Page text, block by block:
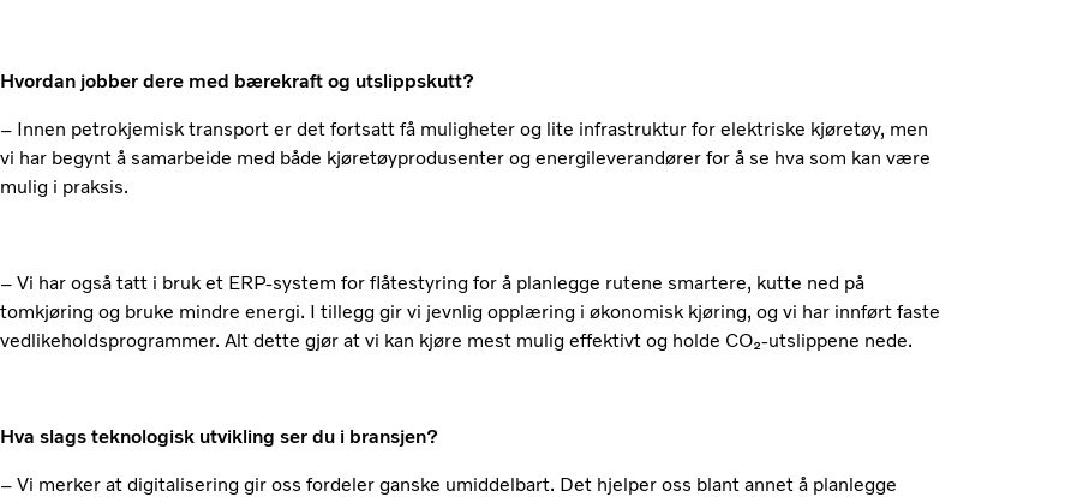
Hvordan jobber dere med bærekraft og utslippskutt?
– Innen petrokjemisk transport er det fortsatt få muligheter og lite infrastruktur for elektriske kjøretøy, men
vi har begynt å samarbeide med både kjøretøyprodusenter og energileverandører for å se hva som kan være
mulig i praksis.
– Vi har også tatt i bruk et ERP-system for flåtestyring for å planlegge rutene smartere, kutte ned på
tomkjøring og bruke mindre energi. I tillegg gir vi jevnlig opplæring i økonomisk kjøring, og vi har innført faste
vedlikeholdsprogrammer. Alt dette gjør at vi kan kjøre mest mulig effektivt og holde CO₂-utslippene nede.
Hva slags teknologisk utvikling ser du i bransjen?
– Vi merker at digitalisering gir oss fordeler ganske umiddelbart. Det hjelper oss blant annet å planlegge